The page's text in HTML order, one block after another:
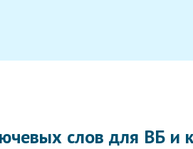
слов для ВБ и